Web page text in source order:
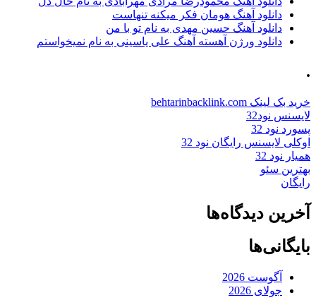
دانلود آهنگ هومان فکر میکنه تنهاست
دانلود آهنگ حسین مهدی به نام تو با من
دانلود ورژن آهسته آهنگ علی یاسینی به نام نمیخواستم
.
خرید بک لینک behtarinbacklink.com
لایسنس نود32
پسورد نود 32
اوکلی لایسنس رایگان نود 32
همیار نود 32
بهترین سئو
رایگان
آخرین دیدگاه‌ها
بایگانی‌ها
آگوست 2026
جولای 2026